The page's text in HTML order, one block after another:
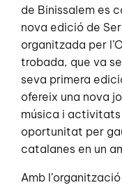
de Binissalem es
nova edició de
organitzada per
trobada, que va
seva primera
ofereix una nova
música i activitats
oportunitat per
catalanes en un
Amb